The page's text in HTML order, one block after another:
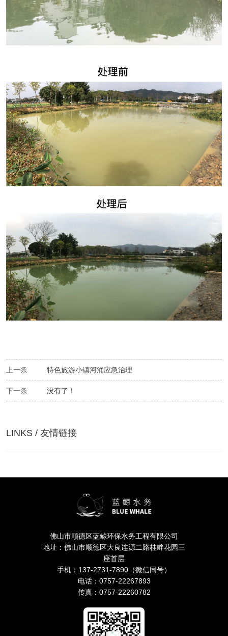
上一条 特色旅游小镇河涌应急治理
下一条 没有了！
LINKS / 友情链接
佛山市顺德区蓝鲸环保水务工程有限公司
地址：佛山市顺德区大良连源二路桂畔花园三
座首层
手机：137-2731-7890（微信同号）
电话：0757-22267893
传真：0757-22260782